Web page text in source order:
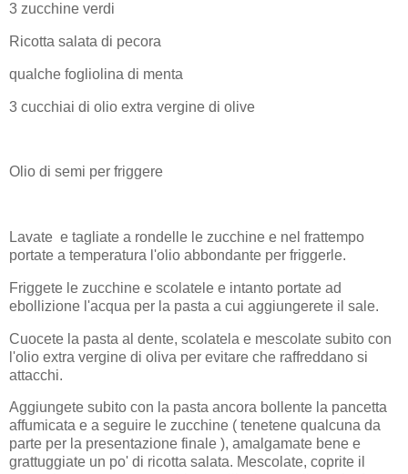
3 zucchine verdi
Ricotta salata di pecora
qualche fogliolina di menta
3 cucchiai di olio extra vergine di olive
Olio di semi per friggere
Lavate e tagliate a rondelle le zucchine e nel frattempo
portate a temperatura l'olio abbondante per friggerle.
Friggete le zucchine e scolatele e intanto portate ad
ebollizione l'acqua per la pasta a cui aggiungerete il sale.
Cuocete la pasta al dente, scolatela e mescolate subito con
l'olio extra vergine di oliva per evitare che raffreddano si
attacchi.
Aggiungete subito con la pasta ancora bollente la pancetta
affumicata e a seguire le zucchine ( tenetene qualcuna da
parte per la presentazione finale ), amalgamate bene e
grattuggiate un po' di ricotta salata. Mescolate, coprite il